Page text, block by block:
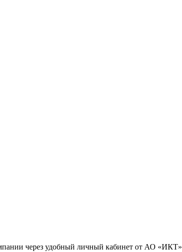
через удобный личный кабинет от АО «ИКТ»